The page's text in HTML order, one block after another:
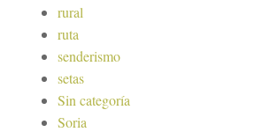
rural
ruta
senderismo
setas
Sin categoría
Soria